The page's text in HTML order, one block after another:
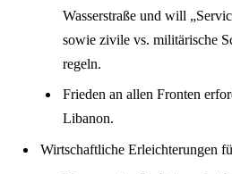
Wasserstraße und will
sowie zivile vs. militärische
regeln.
Frieden an allen Fronten
Libanon.
Wirtschaftliche Erleichterungen